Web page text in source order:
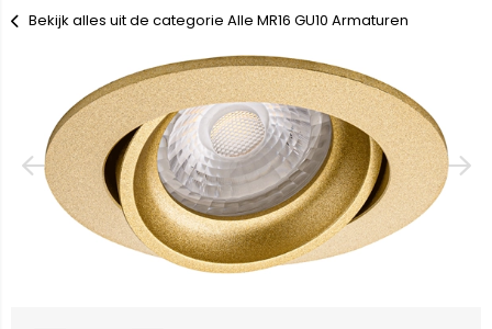
Bekijk alles uit de categorie Alle MR16 GU10 Armaturen